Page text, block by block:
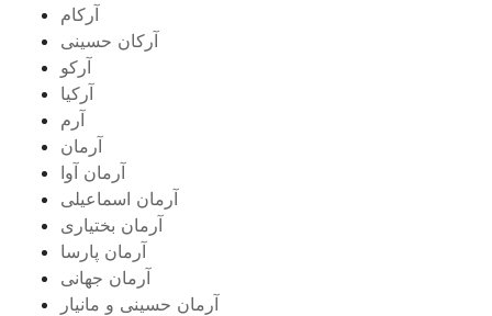
آرکام
آرکان حسینی
آرکو
آرکیا
آرم
آرمان
آرمان آوا
آرمان اسماعیلی
آرمان بختیاری
آرمان پارسا
آرمان جهانی
آرمان حسینی و مانیار